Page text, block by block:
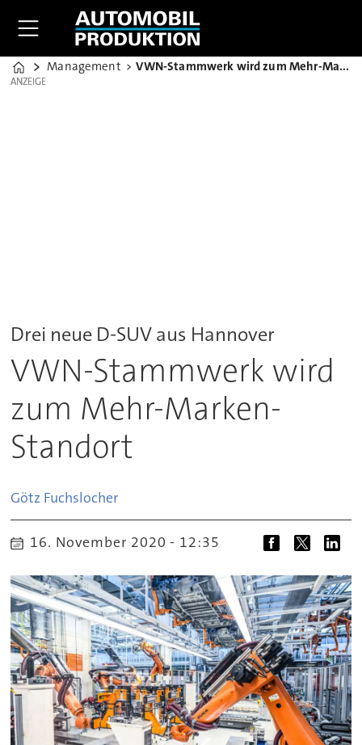
Home
Management VWN-Stammwerk wird zum Mehr-Marken-Standort
ANZEIGE
ANZEIGE
Drei neue D-SUV aus Hannover
VWN-Stammwerk wird
zum Mehr-Marken-
Standort
Götz Fuchslocher
16. November 2020 - 12:35